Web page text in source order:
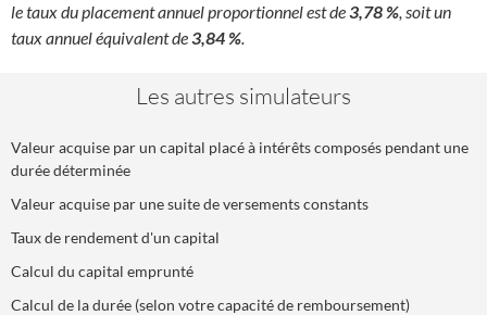
le taux du placement annuel proportionnel est de3,78 %, soit un
taux annuel équivalent de3,84 %.
Les autres simulateurs
Valeur acquise par un capital placé à intérêts composés pendant une
durée déterminée
Valeur acquise par une suite de versements constants
Taux de rendement d'un capital
Calcul du capital emprunté
Calcul de la durée (selon votre capacité de remboursement)